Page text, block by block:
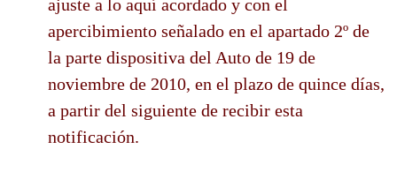
ajuste a lo aquí acordado y con el
apercibimiento señalado en el apartado 2º de
la parte dispositiva del Auto de 19 de
noviembre de 2010, en el plazo de quince días,
a partir del siguiente de recibir esta
notificación.